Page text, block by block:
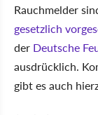
Rauchmelder
gesetzlich
der Deutsche
ausdrücklich.
gibt es auch